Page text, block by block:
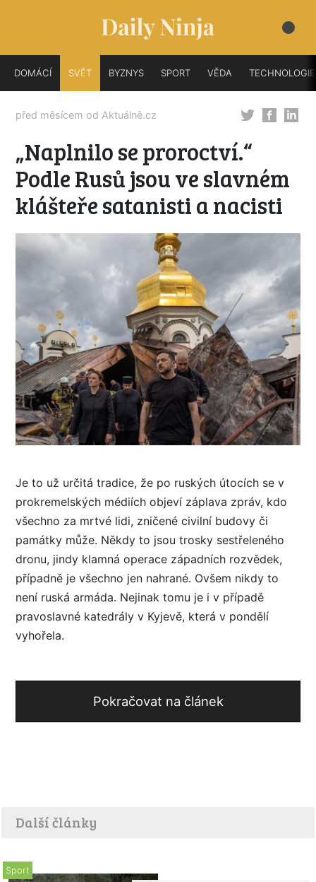
DOMÁCÍ SVĚT BYZNYS SPORT VĚDA TECHNOLOGIE
před měsícem od Aktuálně.cz
„Naplnilo se proroctví.“
Podle Rusů jsou ve slavném
klášteře satanisti a nacisti
Je to už určitá tradice, že po ruských útocích se v
prokremelských médiích objeví záplava zpráv, kdo
všechno za mrtvé lidi, zničené civilní budovy či
památky může. Někdy to jsou trosky sestřeleného
dronu, jindy klamná operace západních rozvědek,
případně je všechno jen nahrané. Ovšem nikdy to
není ruská armáda. Nejinak tomu je i v případě
pravoslavné katedrály v Kyjevě, která v pondělí
vyhořela.
Pokračovat na článek
Další články
Sport